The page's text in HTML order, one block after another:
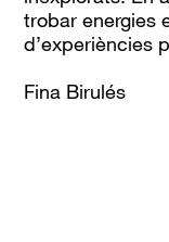
trobar energies
d’experiències
Fina Birulés